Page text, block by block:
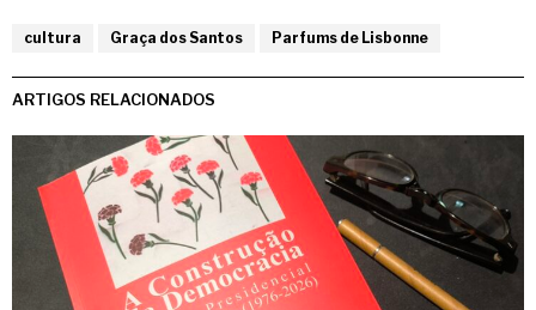
cultura Graça dos Santos Parfums de Lisbonne
ARTIGOS RELACIONADOS